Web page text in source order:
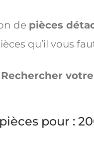
de pièces
qu’il vous
Rechercher
pour :